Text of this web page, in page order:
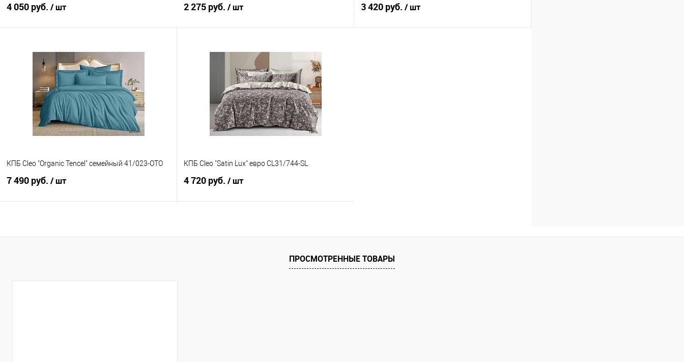
4 050 руб. / шт
Купить в 1 клик
Сравнение
В избранное
В наличии
2 275 руб. / шт
Купить в 1 клик
Сравнение
В избранное
В наличии
3 420 руб. / шт
КПБ Cleo "Organic Tencel" семейный 41/023-OTO
7 490 руб. / шт
КПБ Cleo "Satin Lux" евро CL31/744-SL
4 720 руб. / шт
ПРОСМОТРЕННЫЕ ТОВАРЫ